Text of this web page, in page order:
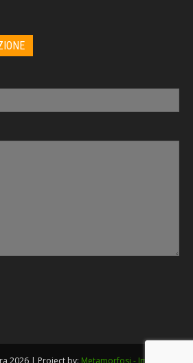
2026 | Project by: Metamorfosi - Imola